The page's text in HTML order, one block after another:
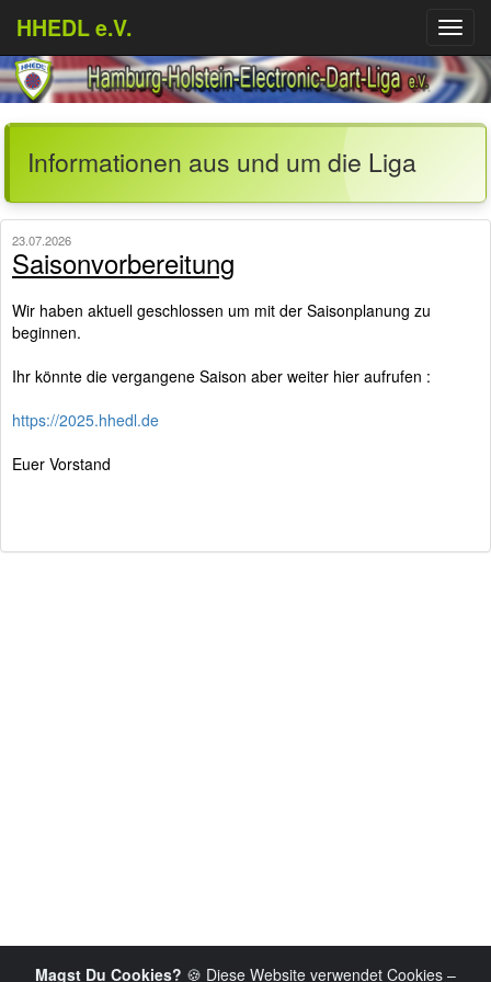
HHEDL e.V.
Menü
Informationen aus und um die Liga
23.07.2026
Saisonvorbereitung
Wir haben aktuell geschlossen um mit der Saisonplanung zu
beginnen.
Ihr könnte die vergangene Saison aber weiter hier aufrufen :
https://2025.hhedl.de
Euer Vorstand
Magst Du Cookies? 🍪 Diese Website verwendet Cookies –